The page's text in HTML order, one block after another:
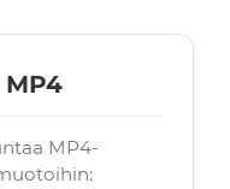
MP4-